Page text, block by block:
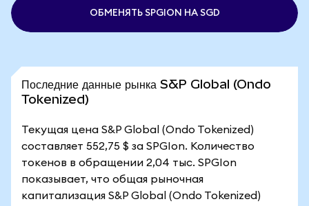
ОБМЕНЯТЬ SPGION НА SGD
Последние данные рынка S&P Global (Ondo
Tokenized)
Текущая цена S&P Global (Ondo Tokenized)
составляет 552,75 $ за SPGIon. Количество
токенов в обращении 2,04 тыс. SPGIon
показывает, что общая рыночная
капитализация S&P Global (Ondo Tokenized)